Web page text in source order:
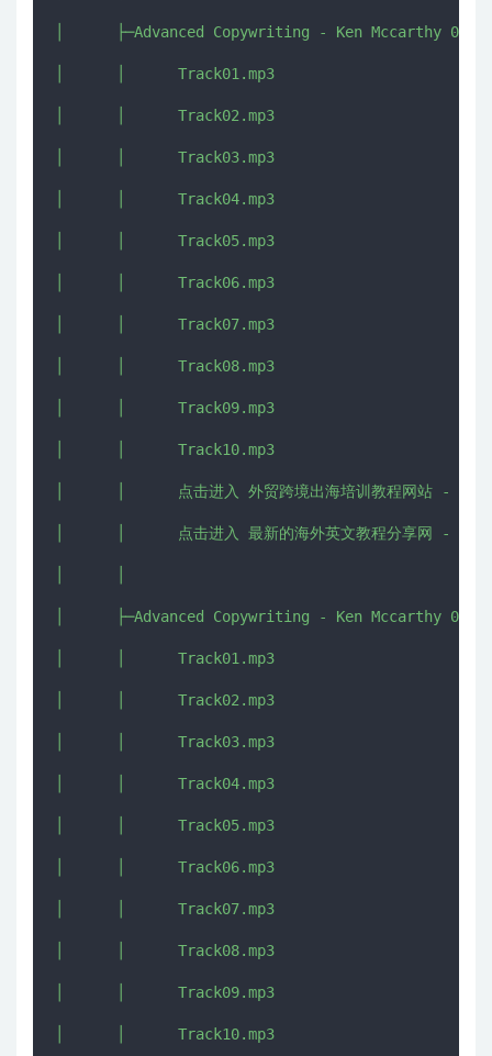
│      ├─Advanced Copywriting - Ken Mccarthy 05
│      │      Track01.mp3
│      │      Track02.mp3
│      │      Track03.mp3
│      │      Track04.mp3
│      │      Track05.mp3
│      │      Track06.mp3
│      │      Track07.mp3
│      │      Track08.mp3
│      │      Track09.mp3
│      │      Track10.mp3
│      │      点击进入 外贸跨境出海培训教程网站 -
│      │      点击进入 最新的海外英文教程分享网 -
│      ├─Advanced Copywriting - Ken Mccarthy 06
│      │      Track01.mp3
│      │      Track02.mp3
│      │      Track03.mp3
│      │      Track04.mp3
│      │      Track05.mp3
│      │      Track06.mp3
│      │      Track07.mp3
│      │      Track08.mp3
│      │      Track09.mp3
│      │      Track10.mp3